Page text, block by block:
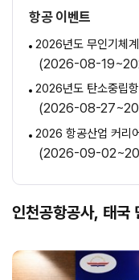
항공 이벤트
2026년도 무인기체
(2026-08-
2026년도 탄소중립
(2026-08-
2026 항공산업 커리
(2026-09-
인천공항공사, 태국